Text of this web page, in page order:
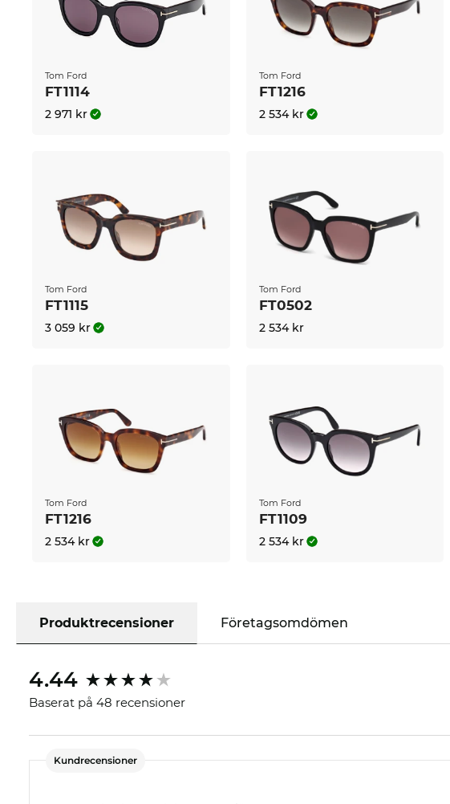
vardags. Precis som med alla andra solglasögon i vår online-
UV400-skydd.
shop erbjuder vi konstant låga priser. Till detta otroligt låga pris
andra.
Tom Ford
FT1114
2 971 kr
Tom Ford
FT1216
2 534 kr
Tom Ford
FT1115
3 059 kr
Tom Ford
FT0502
2 534 kr
Tom Ford
FT1216
2 534 kr
Tom Ford
FT1109
2 534 kr
Produktrecensioner Företagsomdömen
4.44
Baserat på 48 recensioner
Kundrecensioner